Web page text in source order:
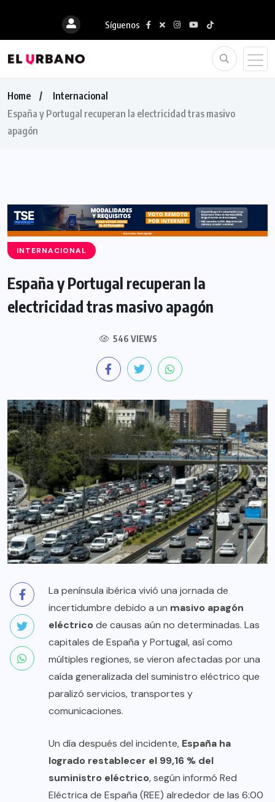
Síguenos
Home
Internacional
España y Portugal recuperan la electricidad tras masivo
apagón
INTERNACIONAL
España y Portugal recuperan la
electricidad tras masivo apagón
546 VIEWS
La península ibérica vivió una jornada de
incertidumbre debido a un masivo apagón
eléctricode causas aún no determinadas. Las
capitales de España y Portugal, así como
múltiples regiones, se vieron afectadas por una
caída generalizada del suministro eléctrico que
paralizó servicios, transportes y
comunicaciones.
Un día después del incidente, España ha
logrado restablecer el 99,16 % del
suministro eléctrico, según informó Red
Eléctrica de España (REE) alrededor de las 6:00